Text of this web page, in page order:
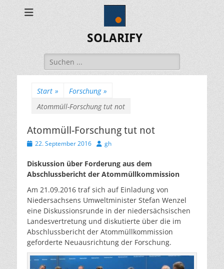
SOLARIFY
Suchen
nach:
Start » Forschung »
Atommüll-Forschung tut not
Atommüll-Forschung tut not
Veröffentlicht
22. September 2016 Autor
gh
Diskussion über Forderung aus dem
Abschlussbericht der Atommüllkommission
Am 21.09.2016 traf sich auf Einladung von
Niedersachsens Umweltminister Stefan Wenzel
eine Diskussionsrunde in der niedersächsischen
Landesvertretung und diskutierte über die im
Abschlussbericht der Atommüllkommission
geforderte Neuausrichtung der Forschung.